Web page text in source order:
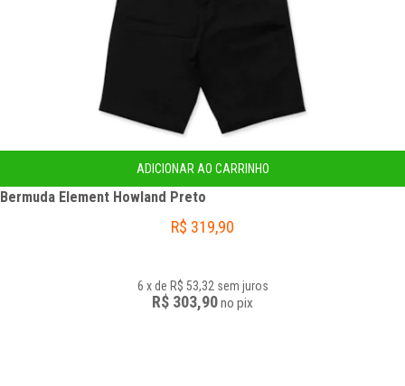
ADICIONAR AO CARRINHO
Bermuda Element Howland Preto
R$ 319,90
6 x de R$ 53,32 sem juros
R$ 303,90no pix